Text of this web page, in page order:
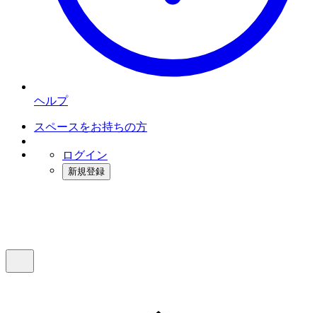
ヘルプ
スペースをお持ちの方
ログイン
新規登録